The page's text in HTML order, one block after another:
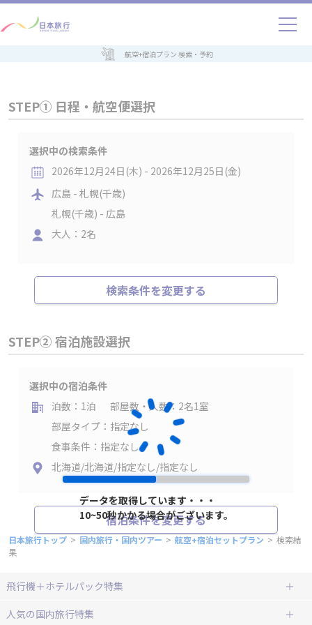
航空+宿泊プラン 検索・予約
データを取得しています・・・
10~50秒かかる場合がございます。
STEP① 日程・航空便選択
選択中の検索条件
2026年12月24日(木) - 2026年12月25日(金)
広島 - 札幌(千歳)
札幌(千歳) - 広島
大人：2名
検索条件を変更する
STEP② 宿泊施設選択
選択中の宿泊条件
泊数：1泊
部屋数・人数：2名1室
部屋タイプ：指定なし
食事条件：指定なし
北海道/北海道/指定なし/指定なし
宿泊条件を変更する
日本旅行トップ > 国内旅行・国内ツアー > 航空+宿泊セットプラン > 検索結
果
飛行機＋ホテルパック特集
赤い風船ダイナミックパッケージ
ＪＡＬで行く飛行機+ホテルパック
人気の国内旅行特集